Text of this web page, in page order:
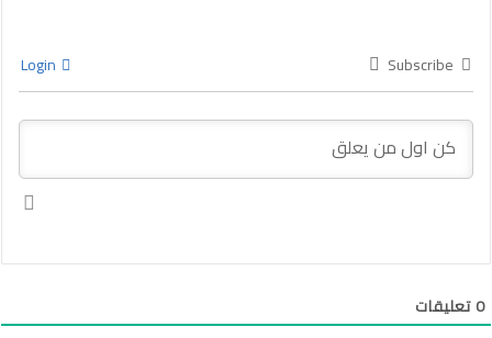
Subscribe
0تعليقات